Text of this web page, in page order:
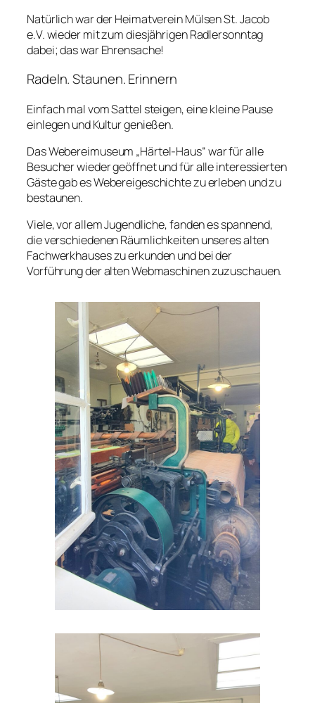
Natürlich war der Heimatverein Mülsen St. Jacob
e.V. wieder mit zum diesjährigen Radlersonntag
dabei; das war Ehrensache!
Radeln. Staunen. Erinnern
Einfach mal vom Sattel steigen, eine kleine Pause
einlegen und Kultur genießen.
Das Webereimuseum „Härtel-Haus“ war für alle
Besucher wieder geöffnet und für alle interessierten
Gäste gab es Webereigeschichte zu erleben und zu
bestaunen.
Viele, vor allem Jugendliche, fanden es spannend,
die verschiedenen Räumlichkeiten unseres alten
Fachwerkhauses zu erkunden und bei der
Vorführung der alten Webmaschinen zuzuschauen.